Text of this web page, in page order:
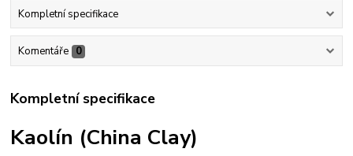
Kompletní specifikace
Komentáře 0
Kompletní specifikace
Kaolín (China Clay)